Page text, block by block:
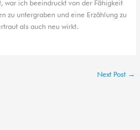
war ich beeindruckt von der Fähigkeit
zu untergraben und eine Erzählung zu
als auch neu wirkt.
Next Post →